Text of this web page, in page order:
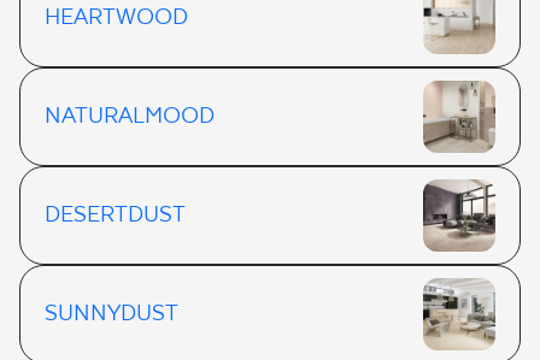
HEARTWOOD
NATURALMOOD
DESERTDUST
SUNNYDUST